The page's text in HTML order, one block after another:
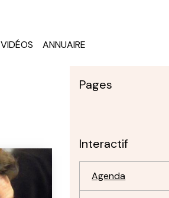
VIDÉOS ANNUAIRE
Pages
Interactif
Agenda